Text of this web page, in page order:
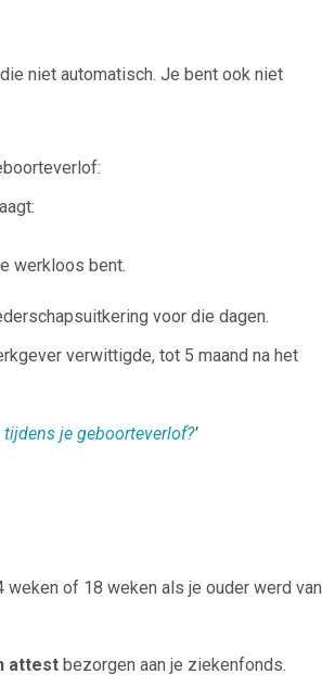
niet automatisch. Je bent ook niet
werkloos bent.
voor die dagen.
verwittigde, tot 5 maand na het
je geboorteverlof?’
of 18 weken als je ouder werd van
attest bezorgen aan je ziekenfonds.